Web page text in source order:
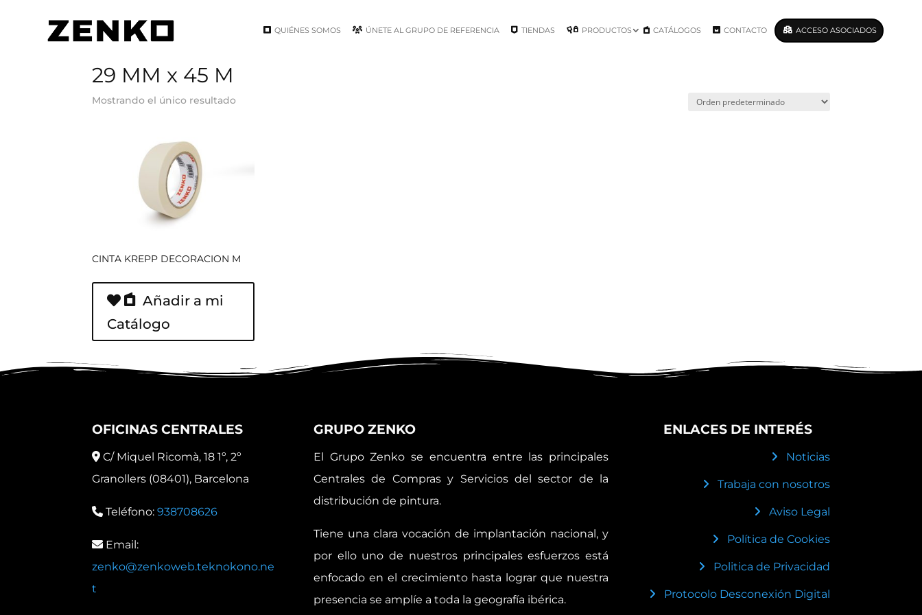
QUIÉNES SOMOS ÚNETE AL GRUPO DE REFERENCIA TIENDAS PRODUCTOS CATÁLOGOS CONTACTO ACCESO ASOCIADOS
29 MM x 45 M
Mostrando el único resultado
CINTA KREPP DECORACION M
Añadir a mi
Catálogo
OFICINAS CENTRALES
C/ Miquel Ricomà, 18 1º, 2º
Granollers (08401), Barcelona
Teléfono: 938708626
Email:
zenko@zenkoweb.teknokono.ne
t
GRUPO ZENKO
El Grupo Zenko se encuentra entre las principales
Centrales de Compras y Servicios del sector de la
distribución de pintura.
Tiene una clara vocación de implantación nacional, y
por ello uno de nuestros principales esfuerzos está
enfocado en el crecimiento hasta lograr que nuestra
presencia se amplíe a toda la geografía ibérica.
ENLACES DE INTERÉS
Noticias
Trabaja con nosotros
Aviso Legal
Política de Cookies
Politica de Privacidad
Protocolo Desconexión Digital